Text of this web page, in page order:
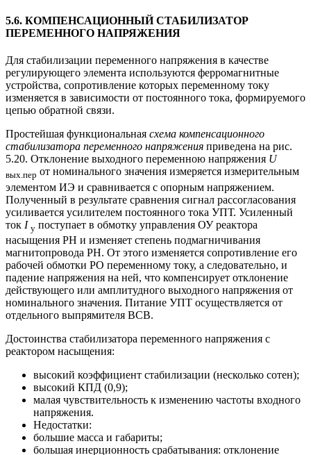
5.6. КОМПЕНСАЦИОННЫЙ СТАБИЛИЗАТОР
ПЕРЕМЕННОГО НАПРЯЖЕНИЯ
Для стабилизации переменного напряжения в качестве
регулирующего элемента используются ферромагнитные
устройства, сопротивление которых переменному току
изменяется в зависимости от постоянного тока, формируемого
цепью обратной связи.
Простейшая функциональная схема компенсационного
стабилизатора переменного напряжения приведена на рис.
5.20. Отклонение выходного переменною напряжения U
вых.пер от номинального значения измеряется измерительным
элементом ИЭ и сравнивается с опорным напряжением.
Полученный в результате сравнения сигнал рассогласования
усиливается усилителем постоянного тока УПТ. Усиленный
ток I у поступает в обмотку управления ОУ реактора
насыщения РН и изменяет степень подмагничивания
магнитопровода РН. От этого изменяется сопротивление его
рабочей обмотки РО переменному току, а следовательно, и
падение напряжения на ней, что компенсирует отклонение
действующего или амплитудного выходного напряжения от
номинального значения. Питание УПТ осуществляется от
отдельного выпрямителя ВСВ.
Достоинства стабилизатора переменного напряжения с
реактором насыщения:
высокий коэффициент стабилизации (несколько сотен);
высокий КПД (0,9);
малая чувствительность к изменению частоты входного
напряжения.
Недостатки:
большие масса и габариты;
большая инерционность срабатывания: отклонение